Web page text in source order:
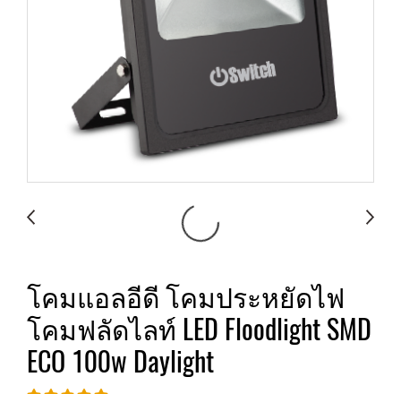
โคมแอลอีดี โคมประหยัดไฟ
โคมฟลัดไลท์ LED Floodlight SMD
ECO 100w Daylight